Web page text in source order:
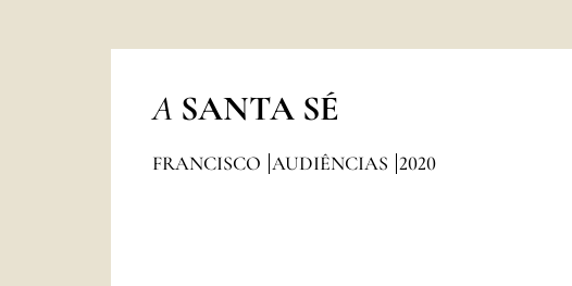
A SANTA SÉ
FRANCISCO AUDIÊNCIAS 2020